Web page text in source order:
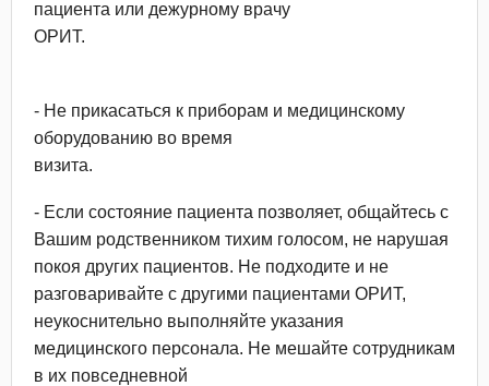
пациента или дежурному врачу
ОРИТ.
- Не прикасаться к приборам и медицинскому
оборудованию во время
визита.
- Если состояние пациента позволяет, общайтесь с
Вашим родственником тихим голосом, не нарушая
покоя других пациентов. Не подходите и не
разговаривайте с другими пациентами ОРИТ,
неукоснительно выполняйте указания
медицинского персонала. Не мешайте сотрудникам
в их повседневной